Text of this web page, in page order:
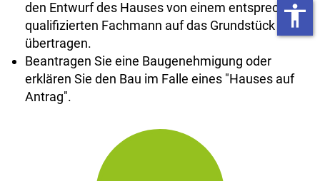
den Entwurf des Hauses von einem entsprechend
qualifizierten Fachmann auf das Grundstück
übertragen.
Beantragen Sie eine Baugenehmigung oder
erklären Sie den Bau im Falle eines "Hauses auf
Antrag".
accessibility